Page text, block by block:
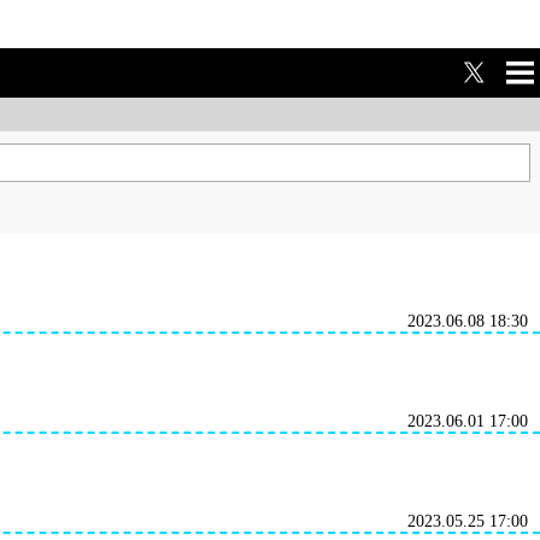
2023.06.08 18:30
2023.06.01 17:00
2023.05.25 17:00